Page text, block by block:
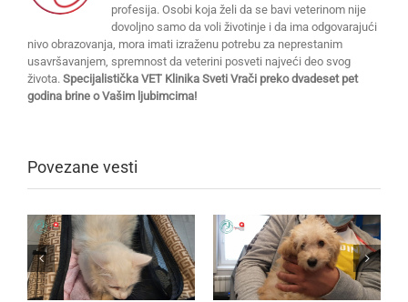
profesija. Osobi koja želi da se bavi veterinom nije
dovoljno samo da voli životinje i da ima odgovarajući
nivo obrazovanja, mora imati izraženu potrebu za neprestanim
usavršavanjem, spremnost da veterini posveti najveći deo svog
života. Specijalistička VET Klinika Sveti Vrači preko dvadeset pet
godina brine o Vašim ljubimcima!
Povezane vesti